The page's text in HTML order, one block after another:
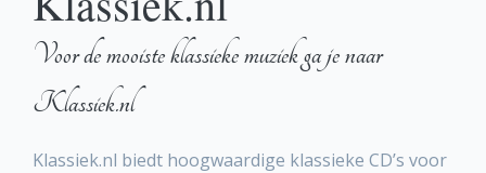
Voor de mooiste klassieke muziek ga je naar
Klassiek.nl
Klassiek.nl biedt hoogwaardige klassieke CD’s voor